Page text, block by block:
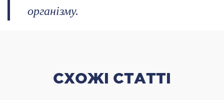
(травматологічний пункт)
організму.
СХОЖІ СТАТТІ